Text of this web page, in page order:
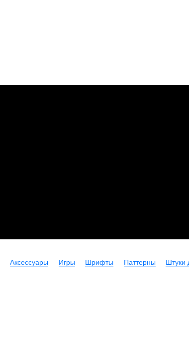
Аксессуары Игры Шрифты Паттерны Штуки